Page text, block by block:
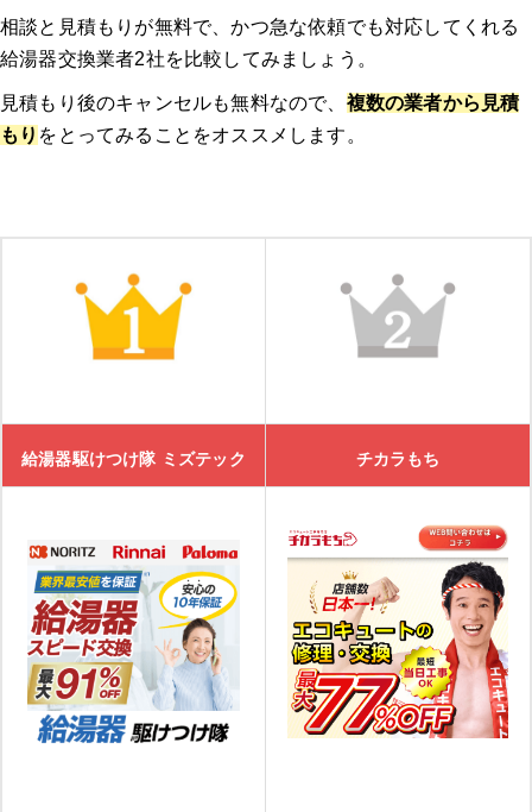
相談と見積もりが無料で、かつ急な依頼でも対応してくれる
給湯器交換業者2社を比較してみましょう。
見積もり後のキャンセルも無料なので、 複数の業者から見積
もり をとってみることをオススメします。
給湯器駆けつけ隊 ミズテック チカラもち